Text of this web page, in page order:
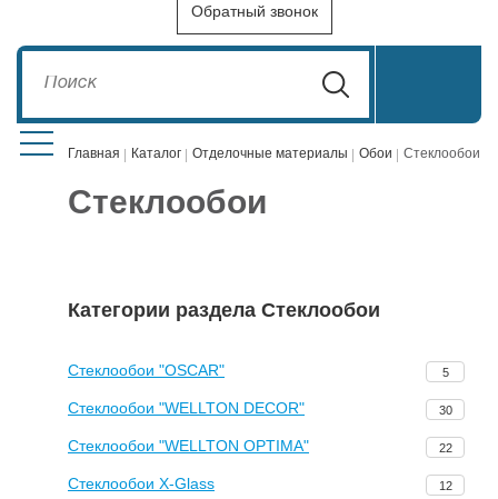
Обратный звонок
Стройматериалы 1908
Инструменты 485
Сантехника,
отопление и
водоснабжение
и Пожарное
196
Электрика
Главная Каталог Отделочные материалы Обои Стеклообои
Стеклообои
Категории раздела Стеклообои
Стеклообои "OSCAR" 5
Стеклообои "WELLTON DECOR" 30
Стеклообои "WELLTON OPTIMA" 22
Стеклообои X-Glass 12